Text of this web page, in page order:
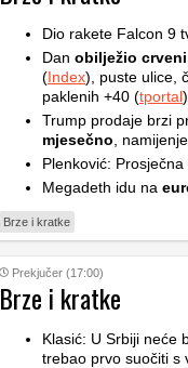
Dio rakete Falcon 9
Dan obilježio
(Index), puste ulice,
paklenih +40 (tportal)
Trump prodaje brzi
mjesečno ,
Plenković:
Megadeth idu na
Brze i kratke
Prekjučer (17:00)
Brze i kratke
Klasić: U Srbiji neće
trebao prvo suočiti s